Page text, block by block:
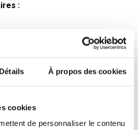
Détails À propos des cookies
cookies
de personnaliser le contenu
:
du